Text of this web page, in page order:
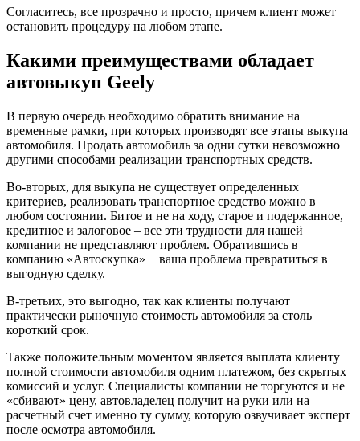
Согласитесь, все прозрачно и просто, причем клиент может
остановить процедуру на любом этапе.
Какими преимуществами обладает
автовыкуп Geely
В первую очередь необходимо обратить внимание на
временные рамки, при которых производят все этапы выкупа
автомобиля. Продать автомобиль за одни сутки невозможно
другими способами реализации транспортных средств.
Во-вторых, для выкупа не существует определенных
критериев, реализовать транспортное средство можно в
любом состоянии. Битое и не на ходу, старое и подержанное,
кредитное и залоговое – все эти трудности для нашей
компании не представляют проблем. Обратившись в
компанию «Автоскупка» − ваша проблема превратиться в
выгодную сделку.
В-третьих, это выгодно, так как клиенты получают
практически рыночную стоимость автомобиля за столь
короткий срок.
Также положительным моментом является выплата клиенту
полной стоимости автомобиля одним платежом, без скрытых
комиссий и услуг. Специалисты компании не торгуются и не
«сбивают» цену, автовладелец получит на руки или на
расчетный счет именно ту сумму, которую озвучивает эксперт
после осмотра автомобиля.